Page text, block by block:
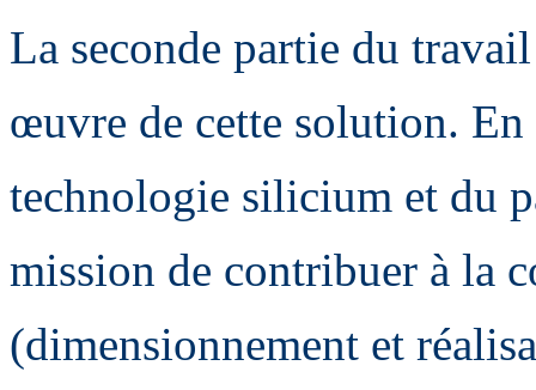
La seconde partie du
œuvre de cette solution. En
technologie silicium et du
mission de contribuer à la
(dimensionnement et